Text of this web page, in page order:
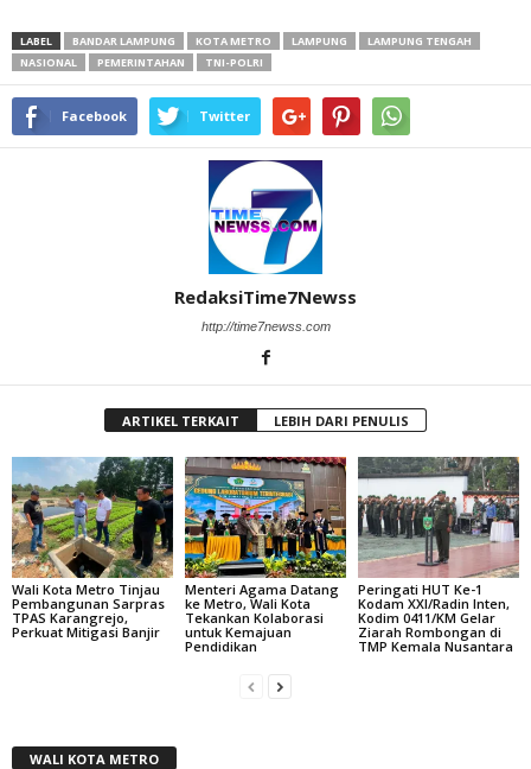
LABEL BANDAR LAMPUNG KOTA METRO LAMPUNG
LAMPUNG TENGAH
NASIONAL
PEMERINTAHAN TNI-POLRI
Facebook Twitter
RedaksiTime7Newss
http://time7newss.com
ARTIKEL TERKAIT LEBIH DARI PENULIS
Wali Kota Metro Tinjau
Pembangunan Sarpras
TPAS Karangrejo,
Perkuat Mitigasi Banjir
Menteri Agama Datang
ke Metro, Wali Kota
Tekankan Kolaborasi
untuk Kemajuan
Pendidikan
Peringati HUT Ke-1
Kodam XXI/Radin Inten,
Kodim 0411/KM Gelar
Ziarah Rombongan di
TMP Kemala Nusantara
WALI KOTA METRO